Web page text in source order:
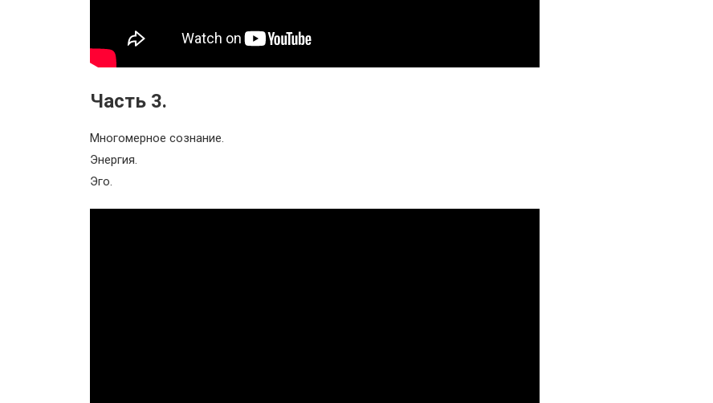
Часть 3.
Многомерное сознание.
Энергия.
Эго.